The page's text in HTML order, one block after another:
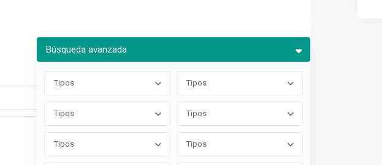
Búsqueda avanzada
Tipos Tipos
Tipos Tipos
Tipos Tipos